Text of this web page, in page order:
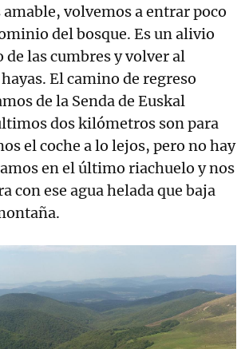
amable, volvemos a entrar poco
del bosque. Es un alivio
las cumbres y volver al
El camino de regreso
de la Senda de Euskal
dos kilómetros son para
el coche a lo lejos, pero no hay
en el último riachuelo y nos
con ese agua helada que baja